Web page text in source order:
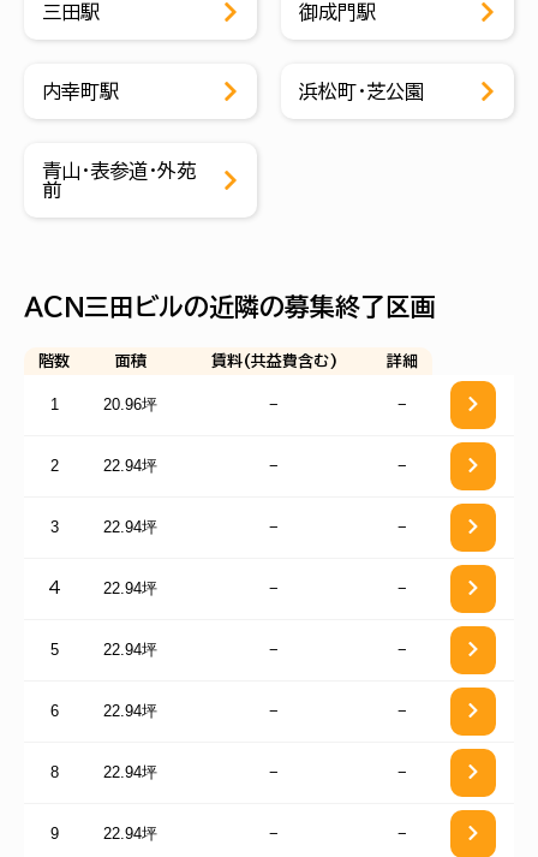
三田駅 御成門駅
内幸町駅 浜松町・芝公園
青山・表参道・外苑
前
ＡＣＮ三田ビルの近隣の募集終了区画
階数 面積 賃料(共益費含む) 詳細
1 20.96坪 − −
2 22.94坪 − −
3 22.94坪 − −
4 22.94坪 − −
5 22.94坪 − −
6 22.94坪 − −
8 22.94坪 − −
9 22.94坪 − −